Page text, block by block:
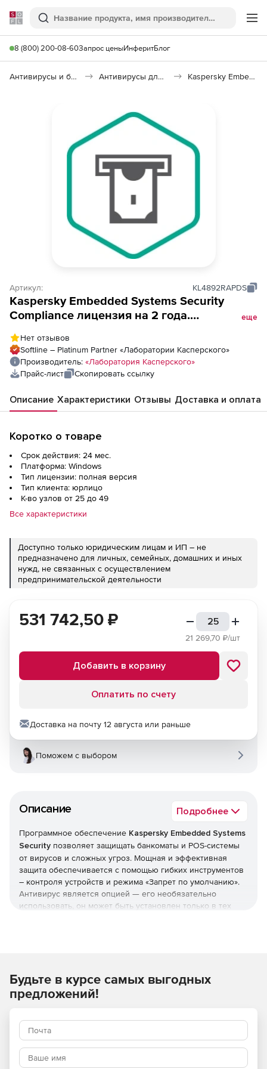
Softline
Поиск
8 (800) 200-08-60Запрос ценыИнферитБлог
Антивирусы и безопасность Антивирусы для организаций Kaspersky Embedded Systems Security
Артикул: KL4892RAPDS
Kaspersky Embedded Systems Security
Compliance лицензия на 2 года.
еще
Нет отзывов
Softline – Platinum Partner «Лаборатории Касперского»
Производитель: «Лаборатория Касперского»
Прайс-лист
Скопировать ссылку
Описание Характеристики Отзывы Доставка и оплата
Коротко о товаре
Срок действия: 24 мес.
Платформа: Windows
Тип лицензии: полная версия
Тип клиента: юрлицо
К-во узлов от 25 до 49
Все характеристики
Доступно только юридическим лицам и ИП – не
предназначено для личных, семейных, домашних и иных
нужд, не связанных с осуществлением
предпринимательской деятельности
Описание Подробнее
Программное обеспечение Kaspersky Embedded Systems
Security позволяет защищать банкоматы и POS-системы
от вирусов и сложных угроз. Мощная и эффективная
защита обеспечивается с помощью гибких инструментов
– контроля устройств и режима «Запрет по умолчанию».
Антивирус является опцией — его необязательно
использовать, он может быть установлен только в тех
Embedded Systems Security обеспечивает выполнение
требований PCI DSS (v3.1 параграфы 5.1, 5.1.1, 5.2, 5.3 и 6,2).
Решение полностью поддерживает всю линейку ОС
Windows, в том числе для встраиваемых систем, начиная
с семейства продуктов Windows XP и заканчивая Windows
531 742,50 ₽
21 269,70 ₽/шт
Добавить в корзину
Оплатить по счету
Доставка на почту 12 августа или раньше
Поможем с выбором
Будьте в курсе самых выгодных
предложений!